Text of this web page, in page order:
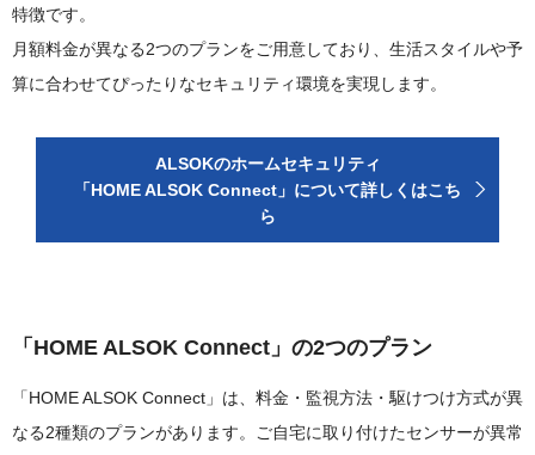
特徴です。
月額料金が異なる2つのプランをご用意しており、生活スタイルや予
算に合わせてぴったりなセキュリティ環境を実現します。
ALSOKのホームセキュリティ
「HOME ALSOK Connect」について詳しくはこち
ら
「HOME ALSOK Connect」の2つのプラン
「HOME ALSOK Connect」は、料金・監視方法・駆けつけ方式が異
なる2種類のプランがあります。ご自宅に取り付けたセンサーが異常